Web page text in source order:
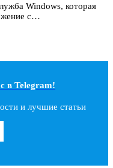
Windows, которая
с…
в Telegram!
и лучшие статьи